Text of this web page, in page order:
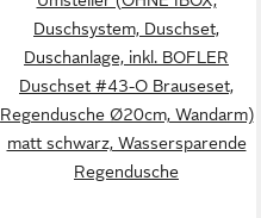
Duschsystem, Duschset,
Duschanlage, inkl. BOFLER
Duschset #43-O Brauseset,
Regendusche Ø20cm, Wandarm)
matt schwarz, Wassersparende
Regendusche